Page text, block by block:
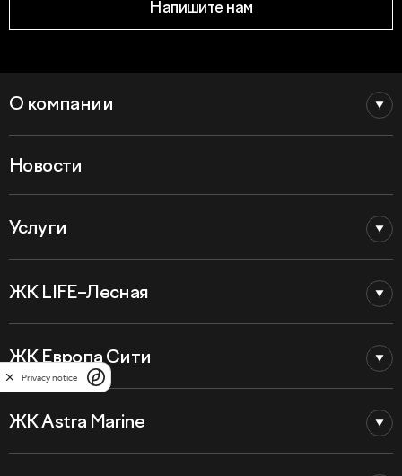
Напишите нам
О компании
Новости
Услуги
ЖК LIFE–Лесная
ЖК Европа Сити
ЖК Astra Marine
Privacy notice